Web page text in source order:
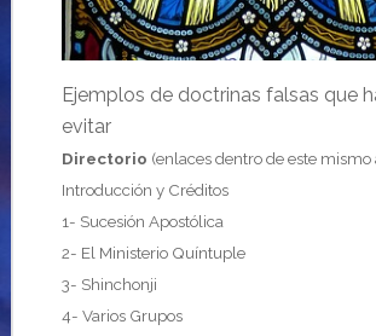
Ejemplos de doctrinas falsas que
evitar
Directorio (enlaces dentro de este mismo
Introducción y Créditos
1- Sucesión Apostólica
2- El Ministerio Quíntuple
3- Shinchonji
4- Varios Grupos